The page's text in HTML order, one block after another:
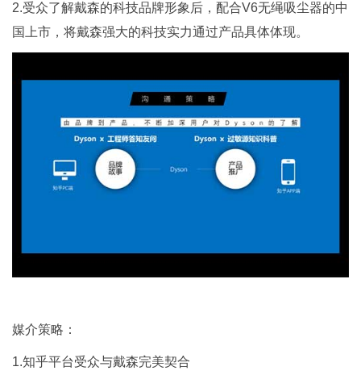
2.受众了解戴森的科技品牌形象后，配合V6无绳吸尘器的中
国上市，将戴森强大的科技实力通过产品具体体现。
媒介策略：
1.知乎平台受众与戴森完美契合